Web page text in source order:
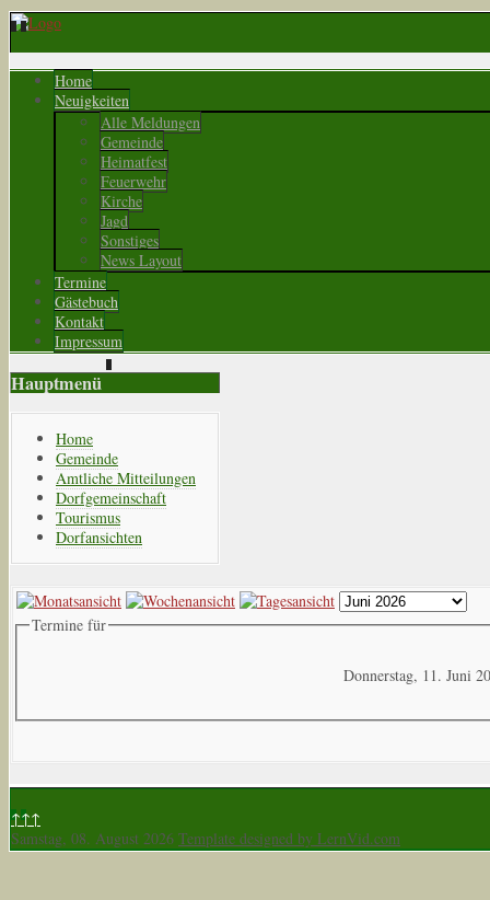
Home
Neuigkeiten
Alle Meldungen
Gemeinde
Heimatfest
Feuerwehr
Kirche
Jagd
Sonstiges
News Layout
Termine
Gästebuch
Kontakt
Impressum
Hauptmenü
Home
Gemeinde
Amtliche Mitteilungen
Dorfgemeinschaft
Tourismus
Dorfansichten
Termine für
Donnerstag, 11. Juni
↑↑↑
Samstag, 08. August 2026 Template designed by LernVid.com